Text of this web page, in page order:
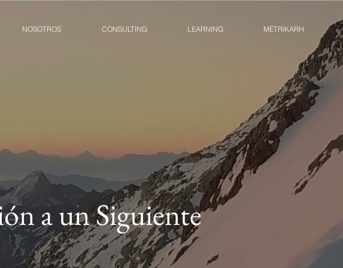
NOSOTROS CONSULTING LEARNING MÉTRIKARH
a un Siguiente